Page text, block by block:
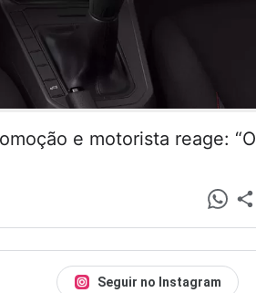
e motorista reage: “O
Seguir no Instagram